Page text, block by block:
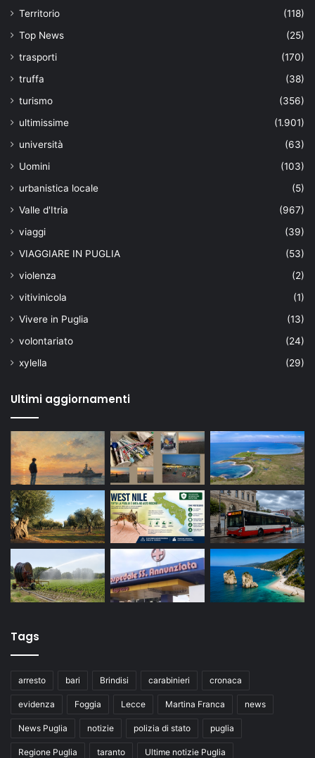
Territorio
(118)
Top News
(25)
trasporti
(170)
truffa
(38)
turismo
(356)
ultimissime
(1.901)
università
(63)
Uomini
(103)
urbanistica locale
(5)
Valle d'Itria
(967)
viaggi
(39)
VIAGGIARE IN PUGLIA
(53)
violenza
(2)
vitivinicola
(1)
Vivere in Puglia
(13)
volontariato
(24)
xylella
(29)
Ultimi aggiornamenti
Tags
arresto bari Brindisi carabinieri cronaca
evidenza Foggia Lecce Martina Franca news
News Puglia notizie polizia di stato puglia
Regione Puglia taranto Ultime notizie Puglia